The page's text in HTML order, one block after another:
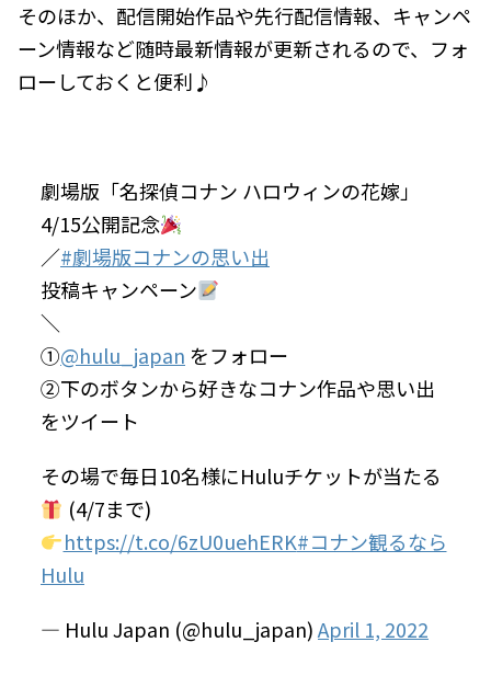
そのほか、配信開始作品や先行配信情報、キャンペ
ーン情報など随時最新情報が更新されるので、フォ
ローしておくと便利♪
劇場版「名探偵コナン ハロウィンの花嫁」
4/15公開記念
／#劇場版コナンの思い出
投稿キャンペーン
＼
①@hulu_japan をフォロー
②下のボタンから好きなコナン作品や思い出
をツイート
その場で毎日10名様にHuluチケットが当たる
(4/7まで)
https://t.co/6zU0uehERK#コナン観るなら
Hulu
— Hulu Japan (@hulu_japan)April 1, 2022